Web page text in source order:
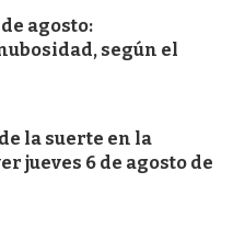
agosto:
según el
la suerte en la
jueves 6 de agosto de